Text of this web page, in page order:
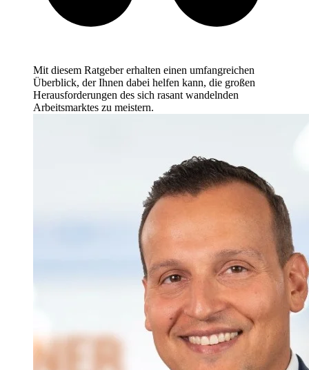
Mit diesem Ratgeber erhalten einen umfangreichen
Überblick, der Ihnen dabei helfen kann, die großen
Herausforderungen des sich rasant wandelnden
Arbeitsmarktes zu meistern.